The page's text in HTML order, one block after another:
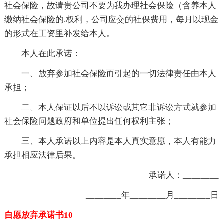
社会保险，故请贵公司不要为我办理社会保险（含养本人
缴纳社会保险的.权利，公司应交的社保费用，每月以现金
的形式在工资里补发给本人。
本人在此承诺：
一、放弃参加社会保险而引起的一切法律责任由本人
承担；
二、本人保证以后不以诉讼或其它非诉讼方式就参加
社会保险问题政府和单位提出任何权利主张；
三、本人承诺以上内容是本人真实意愿，本人有能力
承担相应法律后果。
承诺人：________
________年________月________日
自愿放弃承诺书10